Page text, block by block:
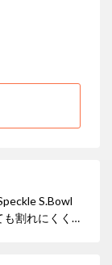
S.Bowl
割れにくく、